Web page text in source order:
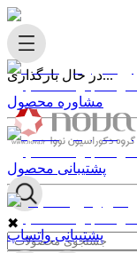
در حال بارگذاری...
✖
مشاوره محصول
پشتیبانی محصول
پشتیبانی واتساپ